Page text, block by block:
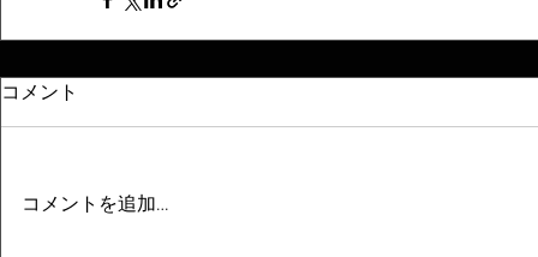
コメント
コメントを追加…